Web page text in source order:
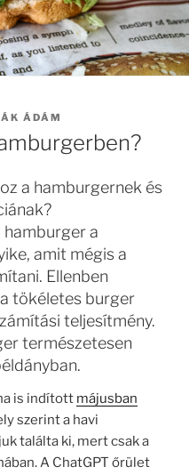
ÁDÁM
a hamburgernek és
hamburger a
amit mégis a
Ellenben
tökéletes burger
teljesítmény.
természetesen
is indított májusban
szerint a havi
találta ki, mert csak a
A ChatGPT őrület